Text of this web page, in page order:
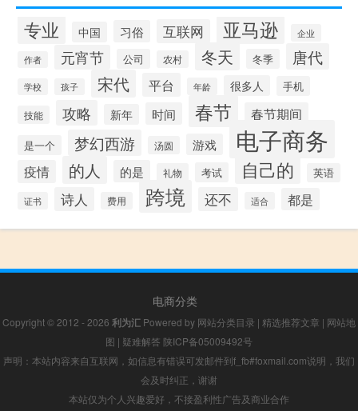
专业 中国 习俗 互联网 亚马逊 企业
作者 元宵节 公司 农村 冬天 冬季 唐代
学校 孩子 宋代 平台 年龄 很多人 手机
技能 攻略 新年 时间 春节 春节期间
是一个 梦幻西游 汤圆 游戏 电子商务
疫情 的人 的是 礼物 考试 自己的 英语
证书 诗人 费用 跨境 还不 适合 都是
电商分类
Copyright © 2012 - 2026 利为汇 Powered by 网站分类目录 | 精选推荐文章 | 网站地
图 | 疑难解答 陕ICP备05009492号
声明：本站内容来自互联网，如信息有错误可发邮件到f_fb#foxmail.com说明，我们
会及时纠正，谢谢
本站仅为个人兴趣爱好，不接盈利性广告及商业合作